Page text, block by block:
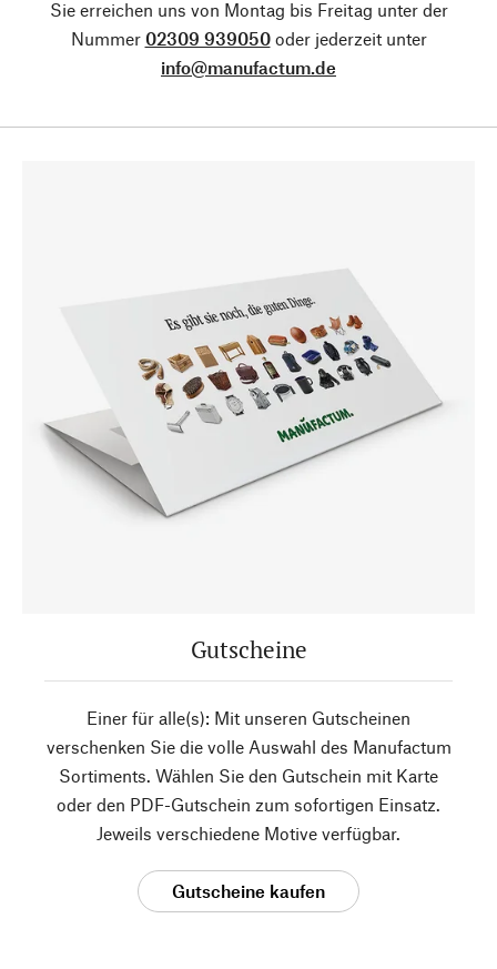
Sie erreichen uns von Montag bis Freitag unter der
Nummer 02309 939050oder jederzeit unter
info@manufactum.de
Gutscheine
Einer für alle(s): Mit unseren Gutscheinen
verschenken Sie die volle Auswahl des Manufactum
Sortiments. Wählen Sie den Gutschein mit Karte
oder den PDF-Gutschein zum sofortigen Einsatz.
Jeweils verschiedene Motive verfügbar.
Gutscheine kaufen